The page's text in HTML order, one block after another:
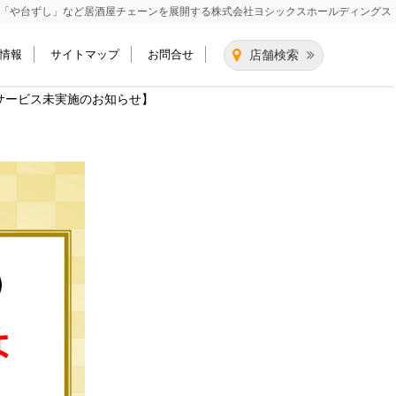
「や台ずし」など居酒屋チェーンを展開する株式会社ヨシックスホールディングス
店舗検索
報 サイトマップ お問合せ
ビス未実施のお知らせ】